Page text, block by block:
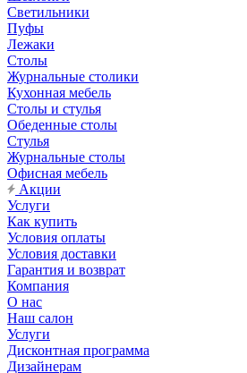
Светильники
Пуфы
Лежаки
Столы
Журнальные столики
Кухонная мебель
Столы и стулья
Обеденные столы
Стулья
Журнальные столы
Офисная мебель
Акции
Услуги
Как купить
Условия оплаты
Условия доставки
Гарантия и возврат
Компания
О нас
Наш салон
Услуги
Дисконтная программа
Дизайнерам